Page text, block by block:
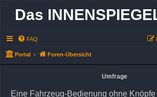
Das
FAQ
Portal Foren-Übersicht
Umfrage
Eine Fahrzeug-Bedienung ohne